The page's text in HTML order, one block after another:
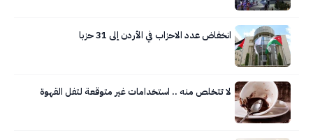
انخفاض عدد الاحزاب في الأردن إلى 31 حزبا
لا تتخلص منه .. استخدامات غير متوقعة لتفل القهوة